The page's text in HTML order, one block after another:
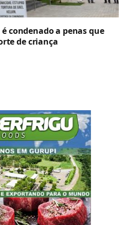
condenado a penas que
de criança